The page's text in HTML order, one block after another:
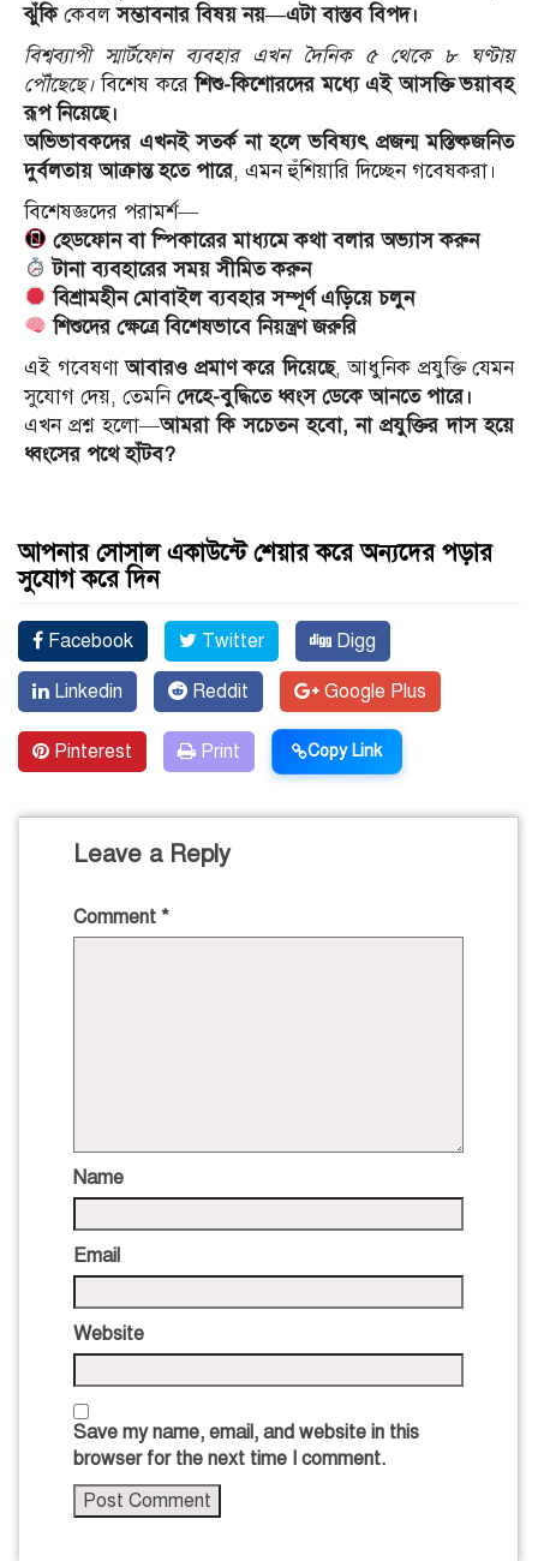
ঝুঁকিকেবলসম্ভাবনার বিষয় নয়—এটা বাস্তব বিপদ।
বিশ্বব্যাপী স্মার্টফোন ব্যবহার এখন দৈনিক ৫ থেকে ৮ ঘণ্টায়
পৌঁছেছে।বিশেষ করেশিশু-কিশোরদের মধ্যে এই আসক্তি ভয়াবহ
রূপ নিয়েছে।
অভিভাবকদের এখনই সতর্ক না হলে ভবিষ্যৎ প্রজন্ম মস্তিষ্কজনিত
দুর্বলতায় আক্রান্ত হতে পারে, এমন হুঁশিয়ারি দিচ্ছেন গবেষকরা।
বিশেষজ্ঞদের পরামর্শ—
হেডফোন বা স্পিকারের মাধ্যমে কথা বলার অভ্যাস করুন
টানা ব্যবহারের সময় সীমিত করুন
বিশ্রামহীন মোবাইল ব্যবহার সম্পূর্ণ এড়িয়ে চলুন
শিশুদের ক্ষেত্রে বিশেষভাবে নিয়ন্ত্রণ জরুরি
এই গবেষণাআবারও প্রমাণ করে দিয়েছে, আধুনিক প্রযুক্তি যেমন
সুযোগ দেয়, তেমনিদেহে-বুদ্ধিতে ধ্বংস ডেকে আনতে পারে।
এখন প্রশ্ন হলো—আমরা কি সচেতন হবো, না প্রযুক্তির দাস হয়ে
ধ্বংসের পথে হাঁটব?
আপনার সোসাল একাউন্টে শেয়ার করে অন্যদের পড়ার
সুযোগ করে দিন
Facebook Twitter Digg
Linkedin Reddit Google Plus
Pinterest Print Copy Link
Leave a Reply
Comment *
Name
Email
Website
Save my name, email, and website in this
browser for the next time I comment.